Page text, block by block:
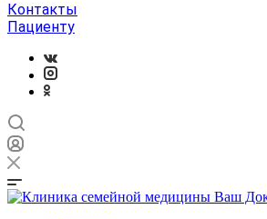
Контакты
Пациенту